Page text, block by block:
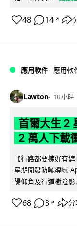
48 14 ↗
應用軟件 應用軟
Lawton 10 小時
首爾大生 2
2 萬人下載
【行路都要揀好有
星期開發防曬導航
陽仰角及行道樹陰影
68 3 ↗ 分